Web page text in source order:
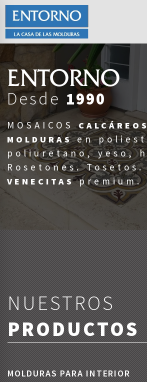
ENTORNO
Desde 1990
MOSAICOSCALCÁREOS
MOLDURASen
poliuretano, yeso,
Rosetones. Tosetos.
VENECITASpremium.
NUESTROS
PRODUCTOS
MOLDURAS PARA INTERIOR